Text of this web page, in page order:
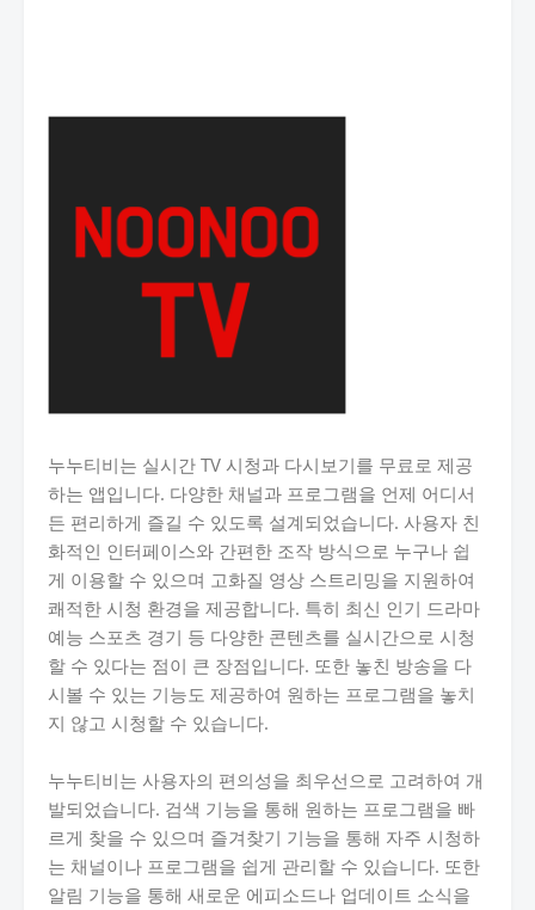
누누티비는 실시간 TV 시청과 다시보기를 무료로 제공
하는 앱입니다. 다양한 채널과 프로그램을 언제 어디서
든 편리하게 즐길 수 있도록 설계되었습니다. 사용자 친
화적인 인터페이스와 간편한 조작 방식으로 누구나 쉽
게 이용할 수 있으며 고화질 영상 스트리밍을 지원하여
쾌적한 시청 환경을 제공합니다. 특히 최신 인기 드라마
예능 스포츠 경기 등 다양한 콘텐츠를 실시간으로 시청
할 수 있다는 점이 큰 장점입니다. 또한 놓친 방송을 다
시볼 수 있는 기능도 제공하여 원하는 프로그램을 놓치
지 않고 시청할 수 있습니다.
누누티비는 사용자의 편의성을 최우선으로 고려하여 개
발되었습니다. 검색 기능을 통해 원하는 프로그램을 빠
르게 찾을 수 있으며 즐겨찾기 기능을 통해 자주 시청하
는 채널이나 프로그램을 쉽게 관리할 수 있습니다. 또한
알림 기능을 통해 새로운 에피소드나 업데이트 소식을